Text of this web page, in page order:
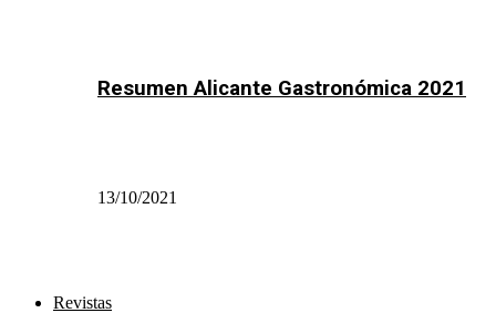
Resumen Alicante Gastronómica 2021
13/10/2021
Revistas